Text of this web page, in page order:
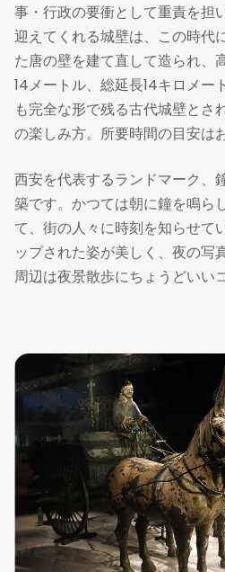
事・行政の要衝として重責を担
迎えてくれる城壁は、この時代
た唐の壁を建て直して造られ、
14メートル、総延長14キロメー
も完全な形で残る古代城壁とさ
の楽しみ方。所要時間の目安は
西安を代表するランドマーク、
築です。かつては朝に鐘を鳴ら
て、街の人々に時刻を知らせて
ップされた姿が美しく、夜の写
周辺は夜景散歩にちょうどいい